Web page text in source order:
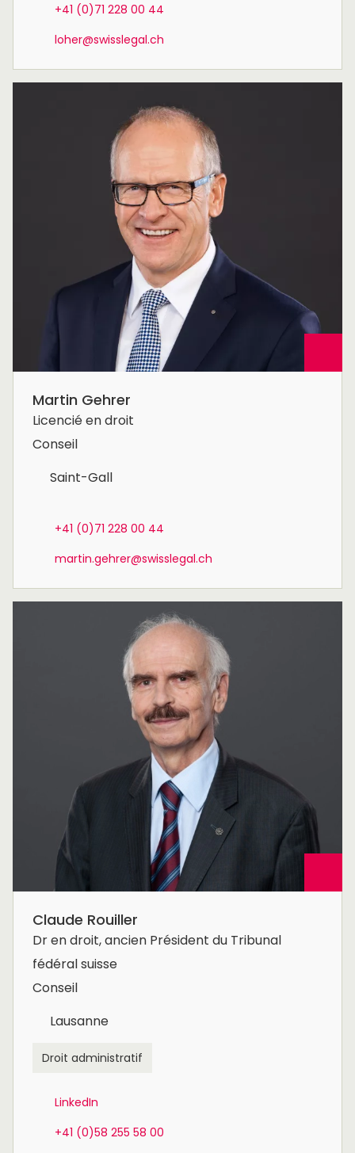
+41 (0)71 228 00 44
loher@swisslegal.ch
Martin Gehrer
Licencié en droit
Conseil
Saint-Gall
+41 (0)71 228 00 44
martin.gehrer@swisslegal.ch
Claude Rouiller
Dr en droit, ancien Président du Tribunal
fédéral suisse
Conseil
Lausanne
Droit administratif
LinkedIn
+41 (0)58 255 58 00